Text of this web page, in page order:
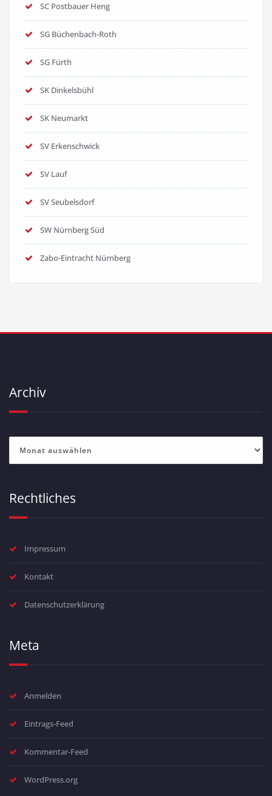
SC Postbauer Heng
SG Büchenbach-Roth
SG Fürth
SK Dinkelsbühl
SK Neumarkt
SV Erkenschwick
SV Lauf
SV Seubelsdorf
SW Nürnberg Süd
Zabo-Eintracht Nürnberg
Archiv
Rechtliches
Impressum
Kontakt
Datenschutzerklärung
Meta
Anmelden
Eintrags-Feed
Kommentar-Feed
WordPress.org